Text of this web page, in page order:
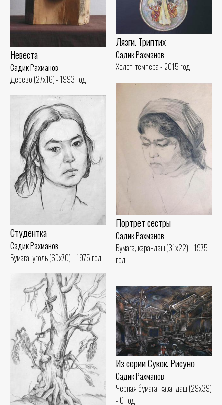
Невеста
Садик Рахманов
Дерево (27x16) - 1993 год
Лязги. Триптих
Садик Рахманов
Холст, темпера - 2015 год
Портрет сестры
Садик Рахманов
Бумага, карандаш (31x22) - 1975
год
Студентка
Садик Рахманов
Бумага, уголь (60x70) - 1975 год
Из серии Сукок. Рисуно
Садик Рахманов
Чёрная бумага, карандаш (29x39)
- 0 год